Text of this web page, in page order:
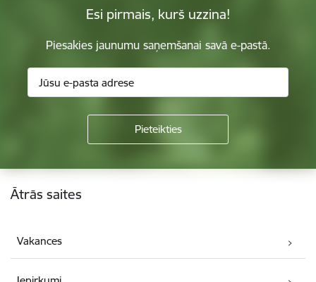
Esi pirmais, kurš uzzina!
Piesakies jaunumu saņemšanai savā e-pastā.
Kājene
Ātrās saites
Vakances